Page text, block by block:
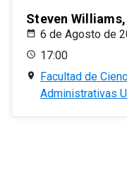
Steven
6 de Agosto de
17:00
Facultad de
Administrativas